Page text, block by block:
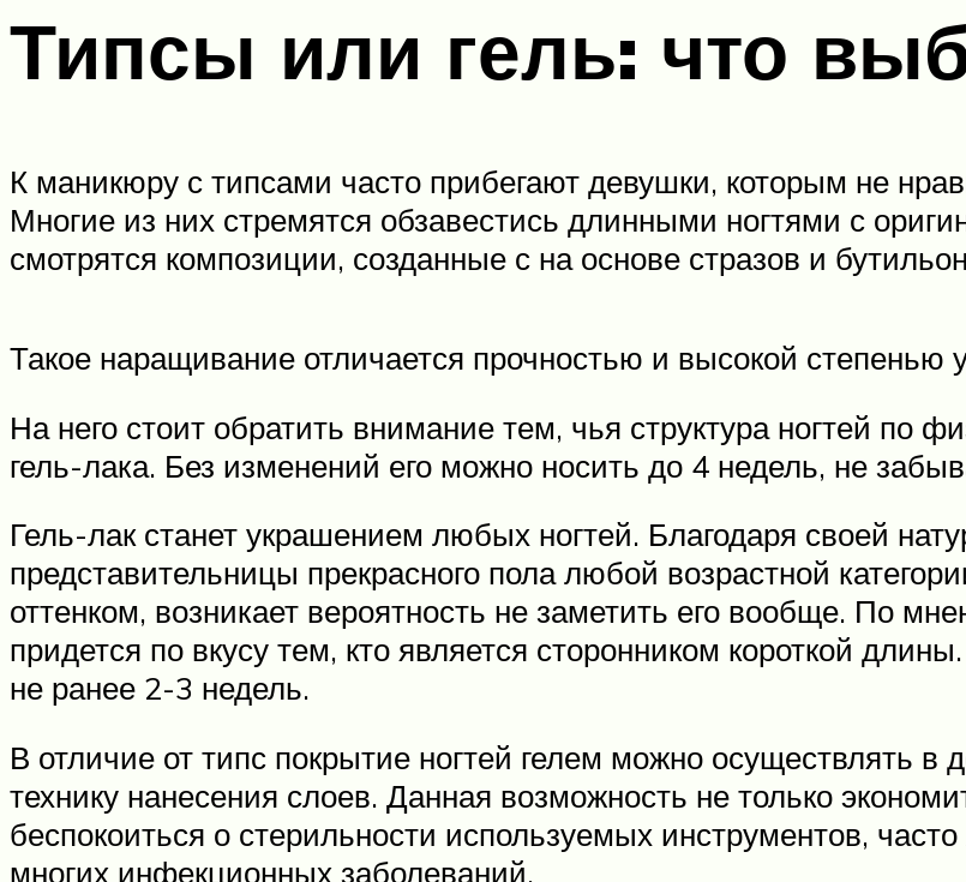
Типсы или гель: что
К маникюру с типсами часто прибегают девушки, которым не
Многие из них стремятся обзавестись длинными ногтями с
смотрятся композиции, созданные с на основе стразов и
Такое наращивание отличается прочностью и высокой степенью
На него стоит обратить внимание тем, чья структура ногтей по
гель-лака. Без изменений его можно носить до 4 недель, не
Гель-лак станет украшением любых ногтей. Благодаря своей
представительницы прекрасного пола любой возрастной
оттенком, возникает вероятность не заметить его вообще. По
придется по вкусу тем, кто является сторонником короткой
не ранее 2-3 недель.
В отличие от типс покрытие ногтей гелем можно осуществлять
технику нанесения слоев. Данная возможность не только
беспокоиться о стерильности используемых инструментов,
многих инфекционных заболеваний.